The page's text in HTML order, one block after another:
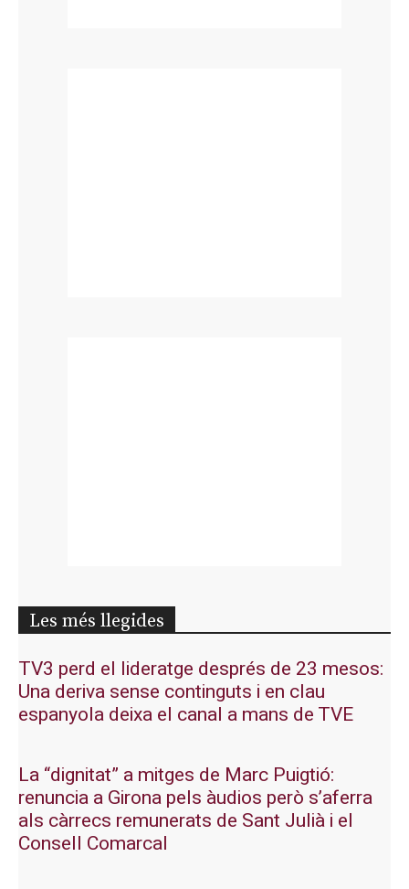
Les més llegides
TV3 perd el lideratge després de 23 mesos:
Una deriva sense continguts i en clau
espanyola deixa el canal a mans de TVE
La “dignitat” a mitges de Marc Puigtió:
renuncia a Girona pels àudios però s’aferra
als càrrecs remunerats de Sant Julià i el
Consell Comarcal